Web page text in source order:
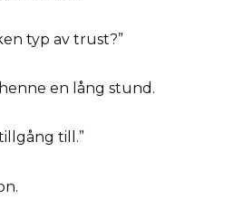
typ av trust?”
en lång stund.
till.”